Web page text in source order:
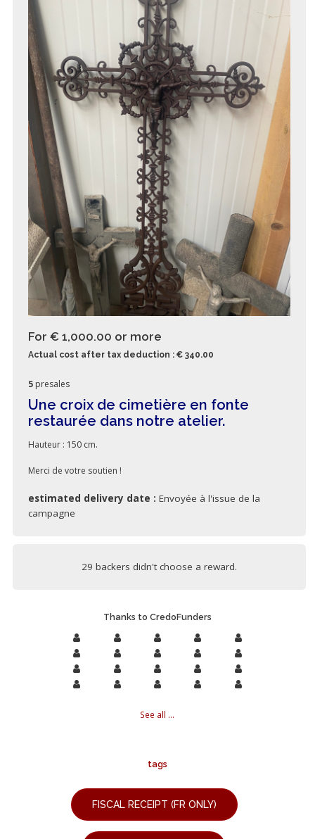
For € 1,000.00 or more
Actual cost after tax deduction : € 340.00
5 presales
Une croix de cimetière en fonte
restaurée dans notre atelier.
Hauteur : 150 cm.
Merci de votre soutien !
estimated delivery date : Envoyée à l'issue de la
campagne
29 backers didn't choose a reward.
Thanks to CredoFunders
See all ...
tags
FISCAL RECEIPT (FR ONLY)